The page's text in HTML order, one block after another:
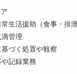
生活援助（食事・排
滴管理
基づく処置や観察
や記録業務